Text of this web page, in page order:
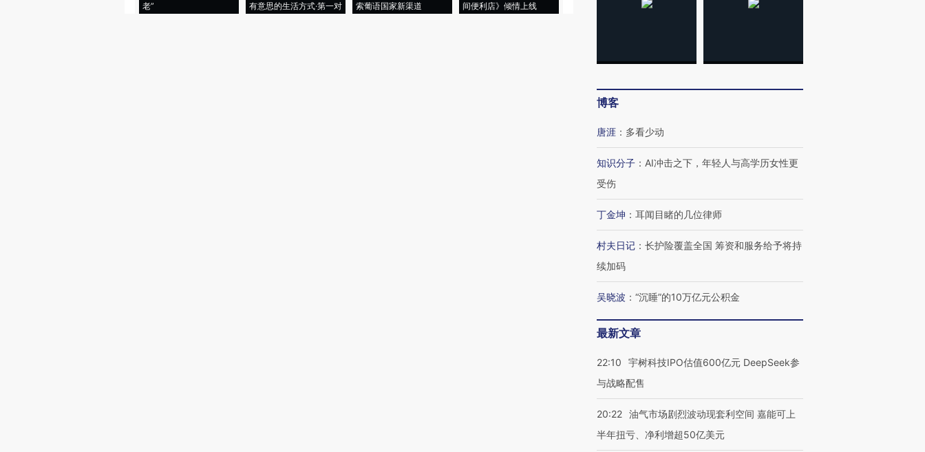
老”
有意思的生活方式·第一对
索葡语国家新渠道
间便利店》倾情上线
有意思的生活方式·第三对
博客
唐涯 ： 多看少动
知识分子 ： AI冲击之下，年轻人与高学历女性更
受伤
丁金坤 ： 耳闻目睹的几位律师
村夫日记 ： 长护险覆盖全国 筹资和服务给予将持
续加码
吴晓波 ： “沉睡”的10万亿元公积金
最新文章
22:10
宇树科技IPO估值600亿元 DeepSeek参
与战略配售
20:22 油气市场剧烈波动现套利空间 嘉能可上
半年扭亏、净利增超50亿美元